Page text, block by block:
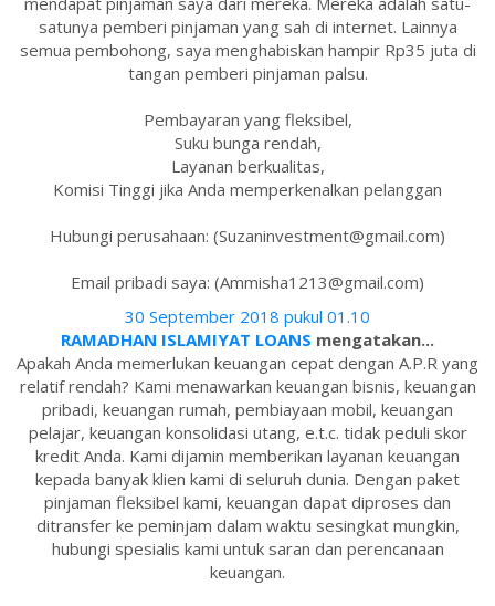
satunya pemberi pinjaman yang sah di internet. Lainnya
semua pembohong, saya menghabiskan hampir Rp35 juta di
tangan pemberi pinjaman palsu.
Pembayaran yang fleksibel,
Suku bunga rendah,
Layanan berkualitas,
Komisi Tinggi jika Anda memperkenalkan pelanggan
Hubungi perusahaan: (Suzaninvestment@gmail.com)
Email pribadi saya: (Ammisha1213@gmail.com)
30 September 2018 pukul 01.10
RAMADHAN ISLAMIYAT LOANS mengatakan...
Apakah Anda memerlukan keuangan cepat dengan A.P.R yang
relatif rendah? Kami menawarkan keuangan bisnis, keuangan
pribadi, keuangan rumah, pembiayaan mobil, keuangan
pelajar, keuangan konsolidasi utang, e.t.c. tidak peduli skor
kredit Anda. Kami dijamin memberikan layanan keuangan
kepada banyak klien kami di seluruh dunia. Dengan paket
pinjaman fleksibel kami, keuangan dapat diproses dan
ditransfer ke peminjam dalam waktu sesingkat mungkin,
hubungi spesialis kami untuk saran dan perencanaan
keuangan.